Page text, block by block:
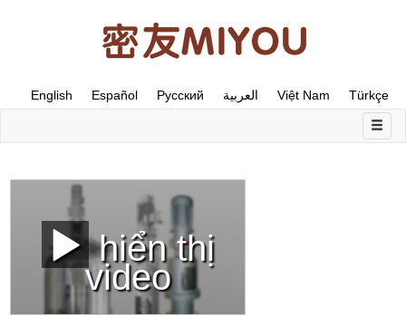
English Español Русский العربية Việt Nam Türkçe
hiển thị
video